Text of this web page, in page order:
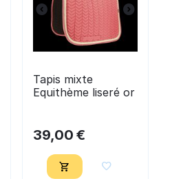
Tapis mixte
Equithème liseré or
39,00 €